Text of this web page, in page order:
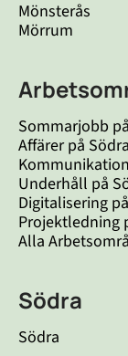
Mönsterås
Mörrum
Sommarjobb
Affärer på Södra
Underhåll på
Digitalisering
Projektledning
Alla
Södra
Södra